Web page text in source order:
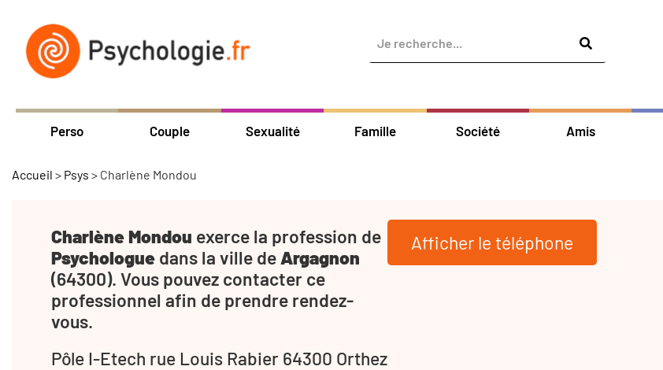
Perso Couple Sexualité Famille Société Amis
Accueil > Psys > Charlène Mondou
Charlène Mondou exerce la profession de
Psychologue dans la ville de Argagnon
(64300). Vous pouvez contacter ce
professionnel afin de prendre rendez-
vous.
Pôle I-Etech rue Louis Rabier 64300 Orthez
Afficher le téléphone